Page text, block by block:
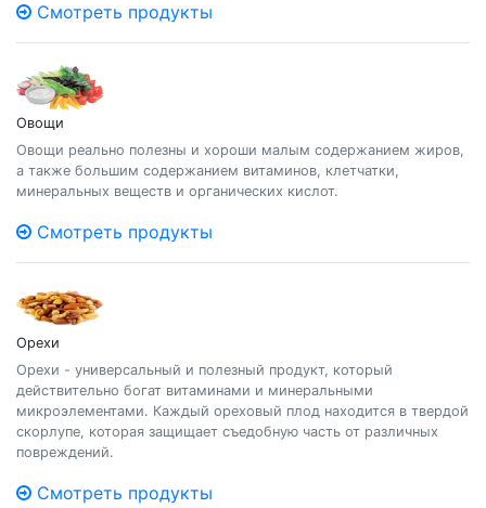
Смотреть продукты
Овощи
Овощи реально полезны и хороши малым содержанием жиров,
а также большим содержанием витаминов, клетчатки,
минеральных веществ и органических кислот.
Смотреть продукты
Орехи
Орехи - универсальный и полезный продукт, который
действительно богат витаминами и минеральными
микроэлементами. Каждый ореховый плод находится в твердой
скорлупе, которая защищает съедобную часть от различных
повреждений.
Смотреть продукты